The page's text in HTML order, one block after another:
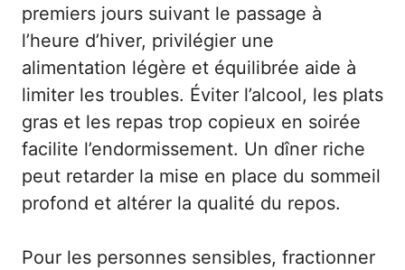
premiers jours suivant le passage à
l’heure d’hiver, privilégier une
alimentation légère et équilibrée aide à
limiter les troubles. Éviter l’alcool, les plats
gras et les repas trop copieux en soirée
facilite l’endormissement. Un dîner riche
peut retarder la mise en place du sommeil
profond et altérer la qualité du repos.
Pour les personnes sensibles, fractionner